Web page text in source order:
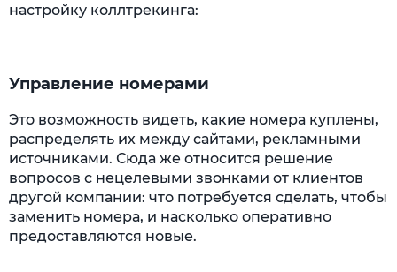
настройку коллтрекинга:
Управление номерами
Это возможность видеть, какие номера куплены,
распределять их между сайтами, рекламными
источниками. Сюда же относится решение
вопросов с нецелевыми звонками от клиентов
другой компании: что потребуется сделать, чтобы
заменить номера, и насколько оперативно
предоставляются новые.